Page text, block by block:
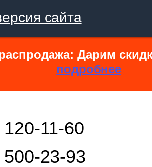
сайта
Дарим
подробнее
11-60
23-93